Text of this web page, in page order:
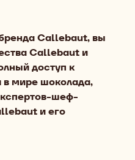
Callebaut, вы
Callebaut и
доступ к
в мире шоколада,
шеф-
и его